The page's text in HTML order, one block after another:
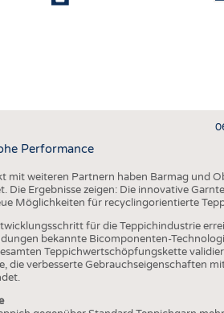
NACHHALTIGKEIT
KREISLAUFWIRTSCHAFT
TECHNISCHE TEXTILIEN
SMART TEXTILES
MEDIZIN
Performance
mit weiteren Partnern haben Barmag und
Die Ergebnisse zeigen: Die innovative
Möglichkeiten für recyclingorientierte
für die Teppichindustrie
bekannte Bicomponenten-
Teppichwertschöpfungskette
die verbesserte Gebrauchseigenschaften